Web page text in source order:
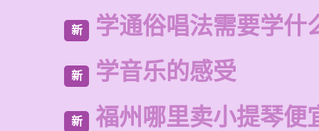
新 学通俗唱法需要学什
新 学音乐的感受
新 福州哪里卖小提琴便